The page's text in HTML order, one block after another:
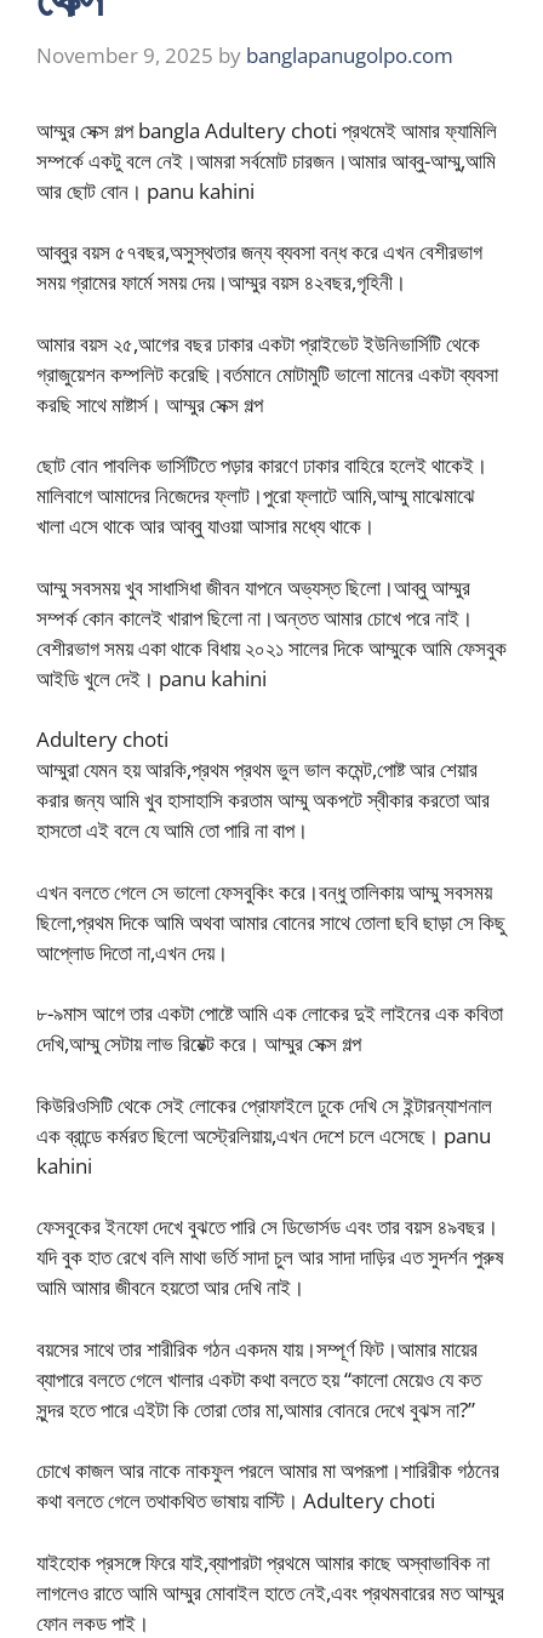
November 9, 2025 by banglapanugolpo.com
আম্মুর সেক্স গল্প bangla Adultery choti প্রথমেই আমার ফ্যামিলি
সম্পর্কে একটু বলে নেই।আমরা সর্বমোট চারজন।আমার আব্বু-আম্মু,আমি
আর ছোট বোন। panu kahini
আব্বুর বয়স ৫৭বছর,অসুস্থতার জন্য ব্যবসা বন্ধ করে এখন বেশীরভাগ
সময় গ্রামের ফার্মে সময় দেয়।আম্মুর বয়স ৪২বছর,গৃহিনী।
আমার বয়স ২৫,আগের বছর ঢাকার একটা প্রাইভেট ইউনিভার্সিটি থেকে
গ্রাজুয়েশন কম্পলিট করেছি।বর্তমানে মোটামুটি ভালো মানের একটা ব্যবসা
করছি সাথে মাষ্টার্স। আম্মুর সেক্স গল্প
ছোট বোন পাবলিক ভার্সিটিতে পড়ার কারণে ঢাকার বাহিরে হলেই থাকেই।
মালিবাগে আমাদের নিজেদের ফ্লাট।পুরো ফ্লাটে আমি,আম্মু মাঝেমাঝে
খালা এসে থাকে আর আব্বু যাওয়া আসার মধ্যে থাকে।
আম্মু সবসময় খুব সাধাসিধা জীবন যাপনে অভ্যস্ত ছিলো।আব্বু আম্মুর
সম্পর্ক কোন কালেই খারাপ ছিলো না।অন্তত আমার চোখে পরে নাই।
বেশীরভাগ সময় একা থাকে বিধায় ২০২১ সালের দিকে আম্মুকে আমি ফেসবুক
আইডি খুলে দেই। panu kahini
Adultery choti
আম্মুরা যেমন হয় আরকি,প্রথম প্রথম ভুল ভাল কমেন্ট,পোষ্ট আর শেয়ার
করার জন্য আমি খুব হাসাহাসি করতাম আম্মু অকপটে স্বীকার করতো আর
হাসতো এই বলে যে আমি তো পারি না বাপ।
এখন বলতে গেলে সে ভালো ফেসবুকিং করে।বন্ধু তালিকায় আম্মু সবসময়
ছিলো,প্রথম দিকে আমি অথবা আমার বোনের সাথে তোলা ছবি ছাড়া সে কিছু
আপ্লোড দিতো না,এখন দেয়।
৮-৯মাস আগে তার একটা পোষ্টে আমি এক লোকের দুই লাইনের এক কবিতা
দেখি,আম্মু সেটায় লাভ রিয়েক্ট করে। আম্মুর সেক্স গল্প
কিউরিওসিটি থেকে সেই লোকের প্রোফাইলে ঢুকে দেখি সে ইন্টারন্যাশনাল
এক ব্রান্ডে কর্মরত ছিলো অস্ট্রেলিয়ায়,এখন দেশে চলে এসেছে। panu
kahini
ফেসবুকের ইনফো দেখে বুঝতে পারি সে ডিভোর্সড এবং তার বয়স ৪৯বছর।
যদি বুক হাত রেখে বলি মাথা ভর্তি সাদা চুল আর সাদা দাড়ির এত সুদর্শন পুরুষ
আমি আমার জীবনে হয়তো আর দেখি নাই।
বয়সের সাথে তার শারীরিক গঠন একদম যায়।সম্পূর্ণ ফিট।আমার মায়ের
ব্যাপারে বলতে গেলে খালার একটা কথা বলতে হয় “কালো মেয়েও যে কত
সুন্দর হতে পারে এইটা কি তোরা তোর মা,আমার বোনরে দেখে বুঝস না?”
চোখে কাজল আর নাকে নাকফুল পরলে আমার মা অপরূপা।শারিরীক গঠনের
কথা বলতে গেলে তথাকথিত ভাষায় বাস্টি। Adultery choti
যাইহোক প্রসঙ্গে ফিরে যাই,ব্যাপারটা প্রথমে আমার কাছে অস্বাভাবিক না
লাগলেও রাতে আমি আম্মুর মোবাইল হাতে নেই,এবং প্রথমবারের মত আম্মুর
ফোন লকড পাই।